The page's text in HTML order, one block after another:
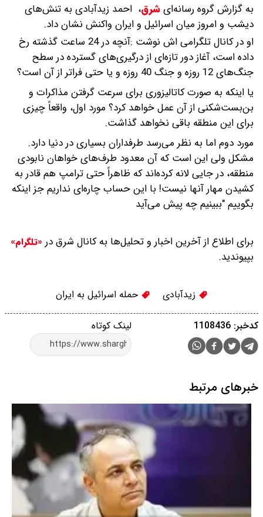
به گزارش گروه رسانه‌ایشرق، احمد زیدآبادی به تنش‌های
دیشب و امروز میان اسرائیل و ایران واکنش نشان داد.
او در کانال تلگرامی اش نوشت :آنچه در 24 ساعت گذشته رخ
داده است، آغاز دور تازه‌ای از درگیری‌های گسترده در سطح
جنگ‌های 12 روزه و جنگ 40 روزه و یا حتی فراتر از آن است؟
یا اینکه به صورت کاتالیزوری برای سرعت گرفتن مذاکرات و
بن‌بست‌شکنی از آن عمل خواهد کرد؟ مورد اول، واقعاً چیزی
برای این منطقه باقی نخواهد گذاشت.
مورد دوم اما به نظر می‌رسد طرفداران بسیاری در دنیا دارد.
مشکل ولی این است که آن معدود طرف‌های خواهان نابودی
منطقه، در جایی لانه کرده‌اند که ظاهراً حتی ترامپ هم قادر به
کشیدن مهار آنها نیست! با این حساب چاره‌ای نداریم جز اینکه
بگوییم "ببینیم چه پیش می‌آید
برای اطلاع از آخرین اخبار و تحلیل‌ها به کانال شرق در «تلگرام»
بپیوندید.
زیدآبادی حمله اسرائیل به ایران
لینک کوتاه کدخبر: 1108436
خبرهای مرتبط